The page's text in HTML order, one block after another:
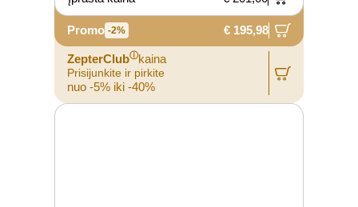
Promo -2% € 195,98
ZepterClubⓘkaina
Prisijunkite ir pirkite
nuo -5% iki -40%